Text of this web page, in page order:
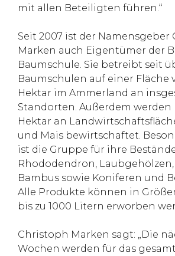
mit allen Beteiligten führen.“
Seit 2007 ist der Namensgeber
Marken auch Eigentümer der
Baumschule. Sie betreibt seit
Baumschulen auf einer Fläche
Hektar im Ammerland an
Standorten. Außerdem werden
Hektar an
und Mais bewirtschaftet.
ist die Gruppe für ihre
Rhododendron, Laubgehölzen,
Bambus sowie Koniferen und
Alle Produkte können in
bis zu 1000 Litern erworben
Christoph Marken sagt: „Die
Wochen werden für das